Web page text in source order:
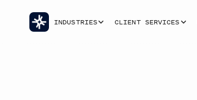
INDUSTRIES CLIENT SERVICES